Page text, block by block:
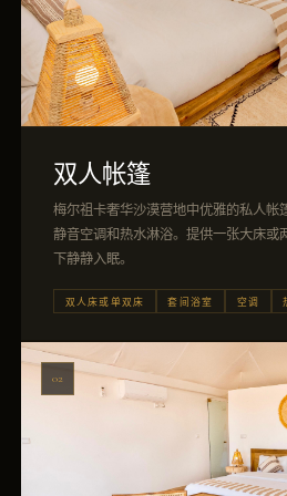
双人帐篷
梅尔祖卡奢华沙漠营地中优雅的私人帐
静音空调和热水淋浴。提供一张大床或
下静静入眠。
双人床或单双床 套间浴室 空调
02